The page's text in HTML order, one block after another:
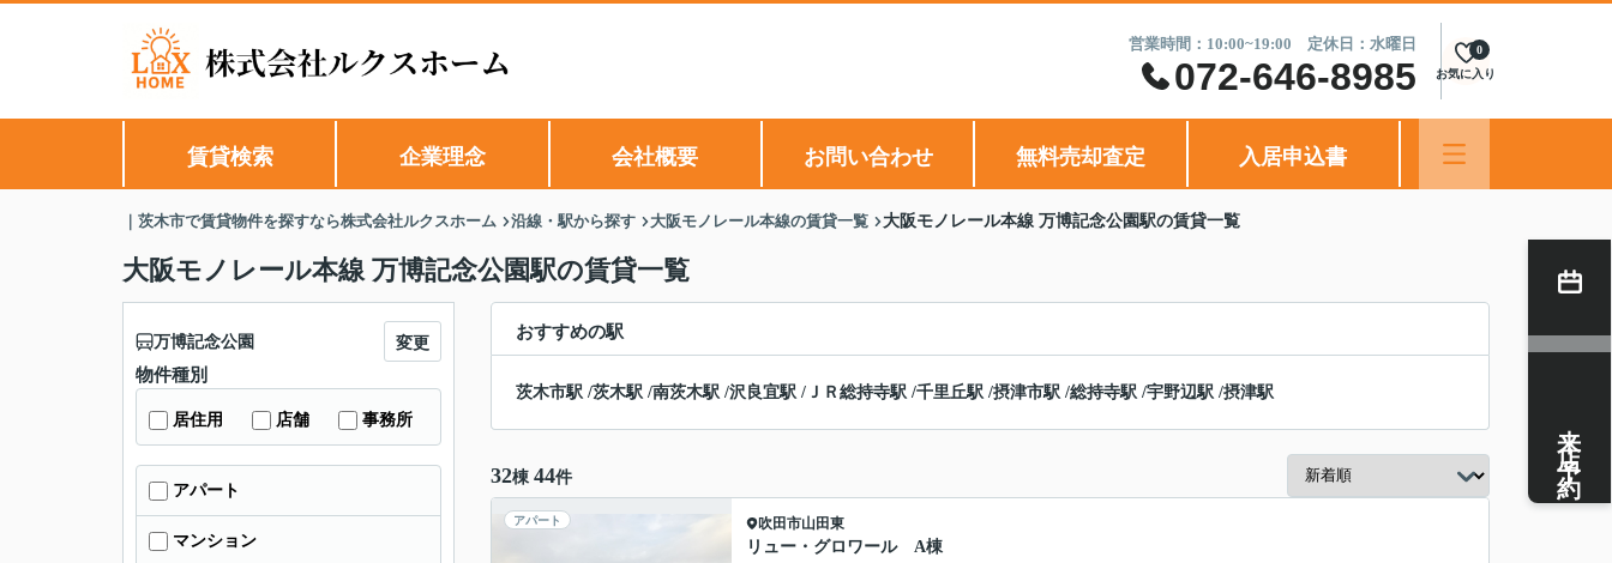
営業時間：10:00~19:00 定休日：水曜日
072-646-8985 お気に入り
0
賃貸検索 企業理念 会社概要 お問い合わせ 無料売却査定 入居申込書
｜茨木市で賃貸物件を探すなら株式会社ルクスホーム 沿線・駅から探す 大阪モノレール本線の賃貸一覧 大阪モノレール本線 万博記念公園駅の賃貸一覧
大阪モノレール本線 万博記念公園駅の賃貸一覧
おすすめの駅
茨木市駅 /茨木駅 /南茨木駅 /沢良宜駅 / ＪＲ総持寺駅 /千里丘駅 /摂津市駅 /総持寺駅 /宇野辺駅 /摂津駅
32棟 44件
アパート 吹田市山田東
リュー・グロワール A棟
万博記念公園 変更
物件種別
居住用 店舗 事務所
アパート
マンション
来店予約